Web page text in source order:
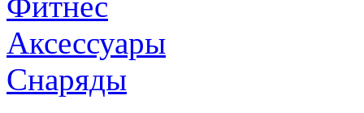
Аксессуары
Снаряды